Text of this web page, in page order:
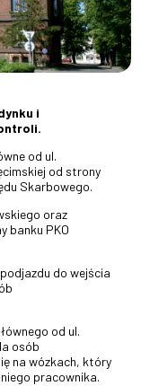
i
od ul.
od strony
Skarbowego.
oraz
banku PKO
do wejścia
od ul.
osób
na wózkach, który
pracownika.